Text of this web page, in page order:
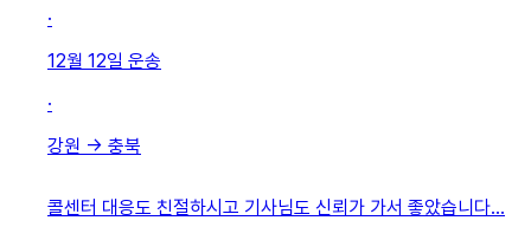
·
12월 12일 운송
·
강원 → 충북
콜센터 대응도 친절하시고 기사님도 신뢰가 가서 좋았습니다…